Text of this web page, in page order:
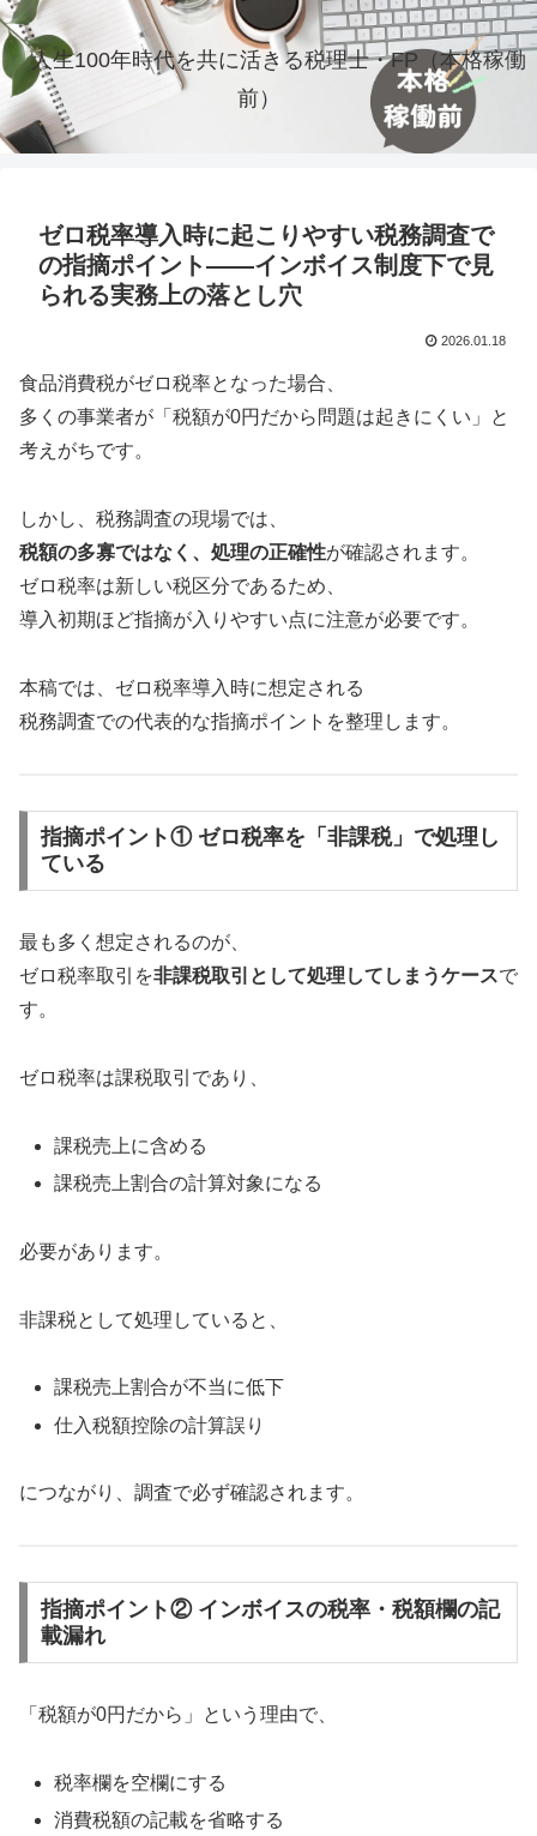
人生100年時代を共に活きる税理士・FP（本格稼働
前）
ゼロ税率導入時に起こりやすい税務調査で
の指摘ポイント――インボイス制度下で見
られる実務上の落とし穴
2026.01.18
食品消費税がゼロ税率となった場合、
多くの事業者が「税額が0円だから問題は起きにくい」と
考えがちです。
しかし、税務調査の現場では、
税額の多寡ではなく、処理の正確性が確認されます。
ゼロ税率は新しい税区分であるため、
導入初期ほど指摘が入りやすい点に注意が必要です。
本稿では、ゼロ税率導入時に想定される
税務調査での代表的な指摘ポイントを整理します。
指摘ポイント① ゼロ税率を「非課税」で処理し
ている
最も多く想定されるのが、
ゼロ税率取引を非課税取引として処理してしまうケースで
す。
ゼロ税率は課税取引であり、
課税売上に含める
課税売上割合の計算対象になる
必要があります。
非課税として処理していると、
課税売上割合が不当に低下
仕入税額控除の計算誤り
につながり、調査で必ず確認されます。
指摘ポイント② インボイスの税率・税額欄の記
載漏れ
「税額が0円だから」という理由で、
税率欄を空欄にする
消費税額の記載を省略する